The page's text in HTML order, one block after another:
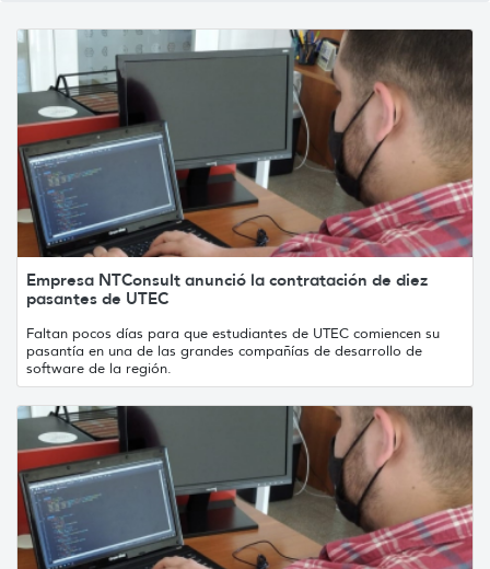
Empresa NTConsult anunció la contratación de diez
pasantes de UTEC
Faltan pocos días para que estudiantes de UTEC comiencen su
pasantía en una de las grandes compañías de desarrollo de
software de la región.